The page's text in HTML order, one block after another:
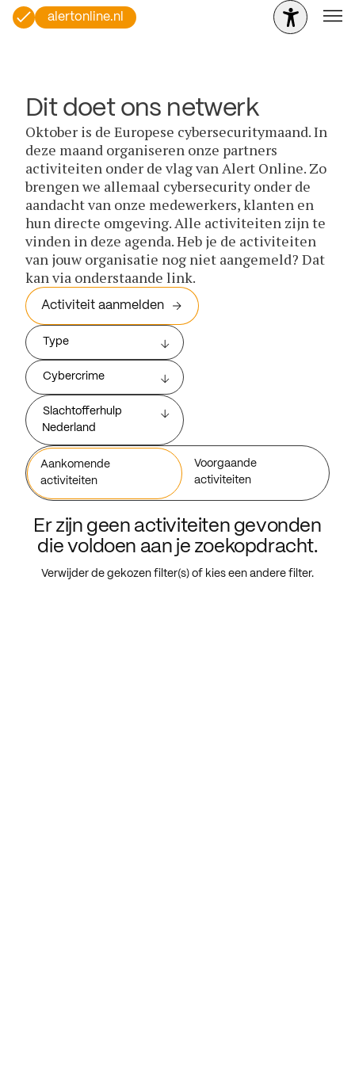
alertonline.nl
Dit doet ons netwerk
Oktober is de Europese cybersecuritymaand. In
deze maand organiseren onze partners
activiteiten onder de vlag van Alert Online. Zo
brengen we allemaal cybersecurity onder de
aandacht van onze medewerkers, klanten en
hun directe omgeving. Alle activiteiten zijn te
vinden in deze agenda. Heb je de activiteiten
van jouw organisatie nog niet aangemeld? Dat
kan via onderstaande link.
Activiteit aanmelden
Type
Cybercrime
Slachtofferhulp
Nederland
Aankomende
activiteiten
Voorgaande
activiteiten
Er zijn geen activiteiten gevonden
die voldoen aan je zoekopdracht.
Verwijder de gekozen filter(s) of kies een andere filter.